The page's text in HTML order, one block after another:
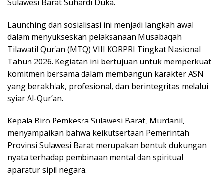
Sulawesi Barat Suhardi Duka.
Launching dan sosialisasi ini menjadi langkah awal
dalam menyukseskan pelaksanaan Musabaqah
Tilawatil Qur’an (MTQ) VIII KORPRI Tingkat Nasional
Tahun 2026. Kegiatan ini bertujuan untuk memperkuat
komitmen bersama dalam membangun karakter ASN
yang berakhlak, profesional, dan berintegritas melalui
syiar Al-Qur’an.
Kepala Biro Pemkesra Sulawesi Barat, Murdanil,
menyampaikan bahwa keikutsertaan Pemerintah
Provinsi Sulawesi Barat merupakan bentuk dukungan
nyata terhadap pembinaan mental dan spiritual
aparatur sipil negara.